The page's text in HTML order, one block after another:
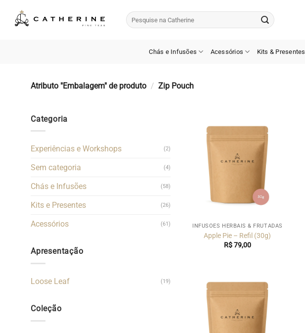
Pesquisar
por:
Chás e Infusões Acessórios Kits & Presentes
Atributo "Embalagem" de produto / Zip Pouch
Categoria
Experiências e Workshops (2)
Sem categoria (4)
Chás e Infusões (58)
Kits e Presentes (26)
Acessórios (61)
Apresentação
Loose Leaf (19)
Coleção
INFUSÕES HERBAIS & FRUTADAS
Apple Pie – Refil (30g)
R$79,00